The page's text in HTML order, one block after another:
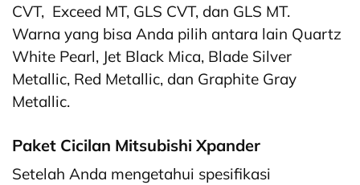
CVT, Exceed MT, GLS CVT, dan GLS MT.
Warna yang bisa Anda pilih antara lain Quartz
White Pearl, Jet Black Mica, Blade Silver
Metallic, Red Metallic, dan Graphite Gray
Metallic.
Paket Cicilan Mitsubishi Xpander
Setelah Anda mengetahui spesifikasi